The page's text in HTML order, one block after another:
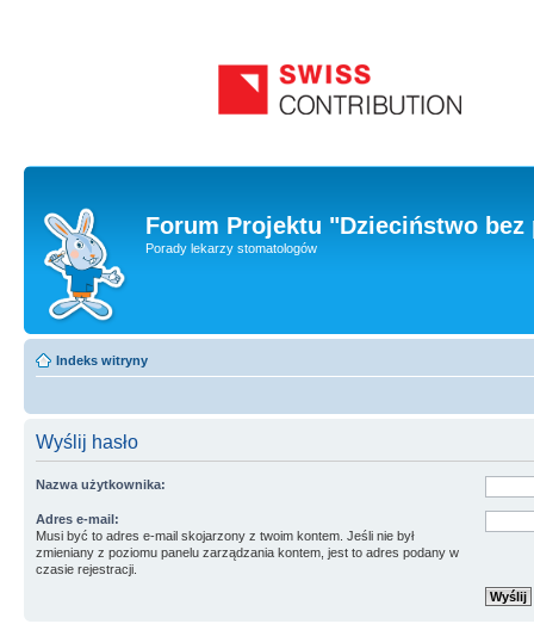
Forum Projektu "Dzieciństwo
Porady lekarzy stomatologów
Indeks witryny
Wyślij hasło
Nazwa użytkownika:
Adres e-mail:
Musi być to adres e-mail skojarzony z twoim kontem. Jeśli nie był
zmieniany z poziomu panelu zarządzania kontem, jest to adres podany w
czasie rejestracji.